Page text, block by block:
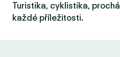
Turistika, cyklistika,
každé příležitosti.